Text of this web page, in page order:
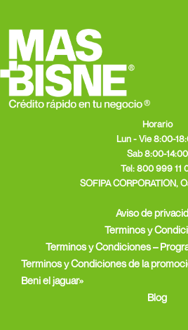
Horario
Lun - Vie 8:00-
Sab 8:00-14:00
Tel:800 999 11
SOFIPA CORPORATION,
Aviso de
Terminos y
Terminos y Condiciones –
Terminos y Condiciones de la
Beni el jaguar»
Blog